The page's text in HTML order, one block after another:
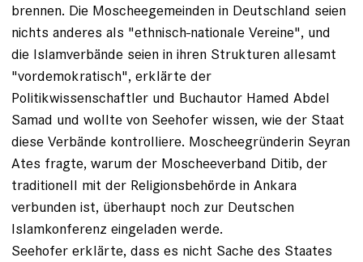
brennen. Die Moscheegemeinden in Deutschland seien
nichts anderes als "ethnisch-nationale Vereine", und
die Islamverbände seien in ihren Strukturen allesamt
"vordemokratisch", erklärte der
Politikwissenschaftler und Buchautor Hamed Abdel
Samad und wollte von Seehofer wissen, wie der Staat
diese Verbände kontrolliere. Moscheegründerin Seyran
Ates fragte, warum der Moscheeverband Ditib, der
traditionell mit der Religionsbehörde in Ankara
verbunden ist, überhaupt noch zur Deutschen
Islamkonferenz eingeladen werde.
Seehofer erklärte, dass es nicht Sache des Staates